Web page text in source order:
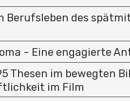
Berufsleben des
- Eine engagierte
Thesen im bewegten
im Film